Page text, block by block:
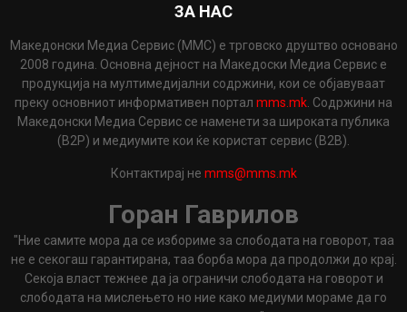
ЗА НАС
Македонски Медиа Сервис (ММС) е трговско друштво основано
2008 година. Основна дејност на Македоски Медиа Сервис е
продукција на мултимедијални содржини, кои се објавуваат
преку основниот информативен портал mms.mk . Содржини на
Македонски Медиа Сервис се наменети за широката публика
(B2P) и медиумите кои ќе користат сервис (B2B).
Контактирај не mms@mms.mk
Горан Гаврилов
"Ние самите мора да се избориме за слободата на говорот, таа
не е секогаш гарантирана, таа борба мора да продолжи до крај.
Секоја власт тежнее да ја ограничи слободата на говорот и
слободата на мислењето но ние како медиуми мораме да го